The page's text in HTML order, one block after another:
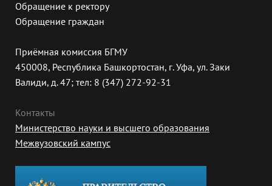
Обращение к ректору
Обращение граждан
Приёмная комиссия БГМУ
450008, Республика Башкортостан, г. Уфа, ул. Заки
Валиди, д. 47; тел: 8 (347) 272-92-31
Контакты
Министерство науки и высшего образования
Межвузовский кампус